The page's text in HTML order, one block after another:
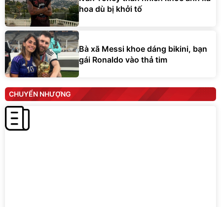
hoa dù bị khởi tố
Bà xã Messi khoe dáng bikini, bạn
gái Ronaldo vào thả tim
CHUYỂN NHƯỢNG